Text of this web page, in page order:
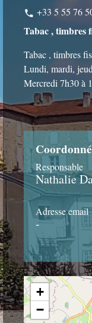
phone +33 5 55 76
Tabac , timbres
Tabac , timbres
Lundi, mardi,
Mercredi 7h30 à
Responsable
Nathalie
Adresse email
-
+
−